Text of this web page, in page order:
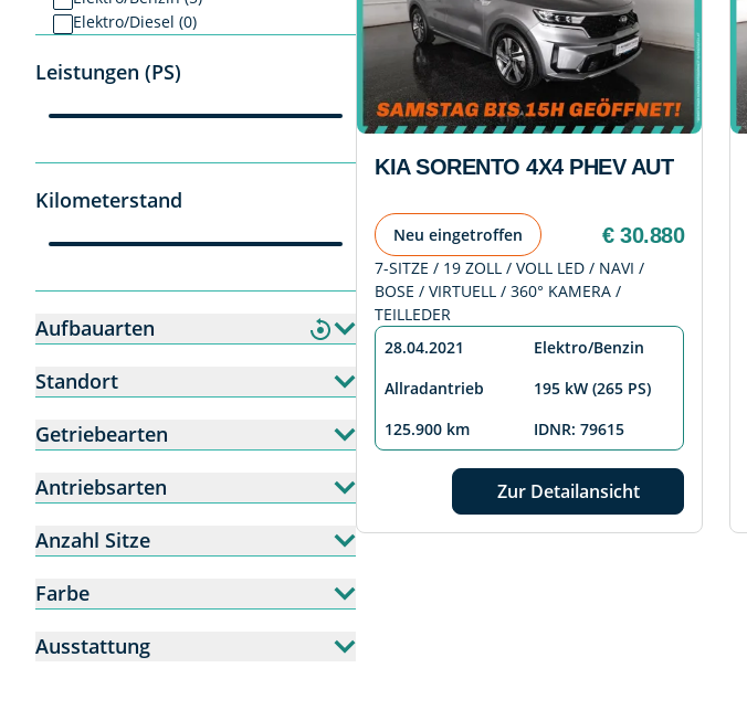
Elektro/Diesel (0)
Leistungen (PS)
Kilometerstand
Aufbauarten
Standort
Getriebearten
Antriebsarten
Anzahl Sitze
Farbe
Ausstattung
KIA SORENTO 4X4 PHEV AUT
Neu eingetroffen € 30.880
7-SITZE / 19 ZOLL / VOLL LED / NAVI /
BOSE / VIRTUELL / 360° KAMERA /
TEILLEDER
28.04.2021
Elektro/Benzin
Allradantrieb
195 kW (265 PS)
125.900 km
IDNR: 79615
Zur Detailansicht